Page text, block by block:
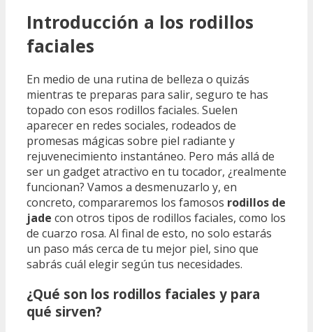
Introducción a los rodillos
faciales
En medio de una rutina de belleza o quizás
mientras te preparas para salir, seguro te has
topado con esos rodillos faciales. Suelen
aparecer en redes sociales, rodeados de
promesas mágicas sobre piel radiante y
rejuvenecimiento instantáneo. Pero más allá de
ser un gadget atractivo en tu tocador, ¿realmente
funcionan? Vamos a desmenuzarlo y, en
concreto, compararemos los famosos rodillos de
jade con otros tipos de rodillos faciales, como los
de cuarzo rosa. Al final de esto, no solo estarás
un paso más cerca de tu mejor piel, sino que
sabrás cuál elegir según tus necesidades.
¿Qué son los rodillos faciales y para
qué sirven?